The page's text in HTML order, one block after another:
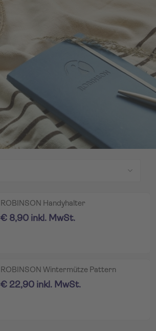
ROBINSON Handyhalter
€ 8,90 inkl. MwSt.
ROBINSON Wintermütze Pattern
€ 22,90 inkl. MwSt.